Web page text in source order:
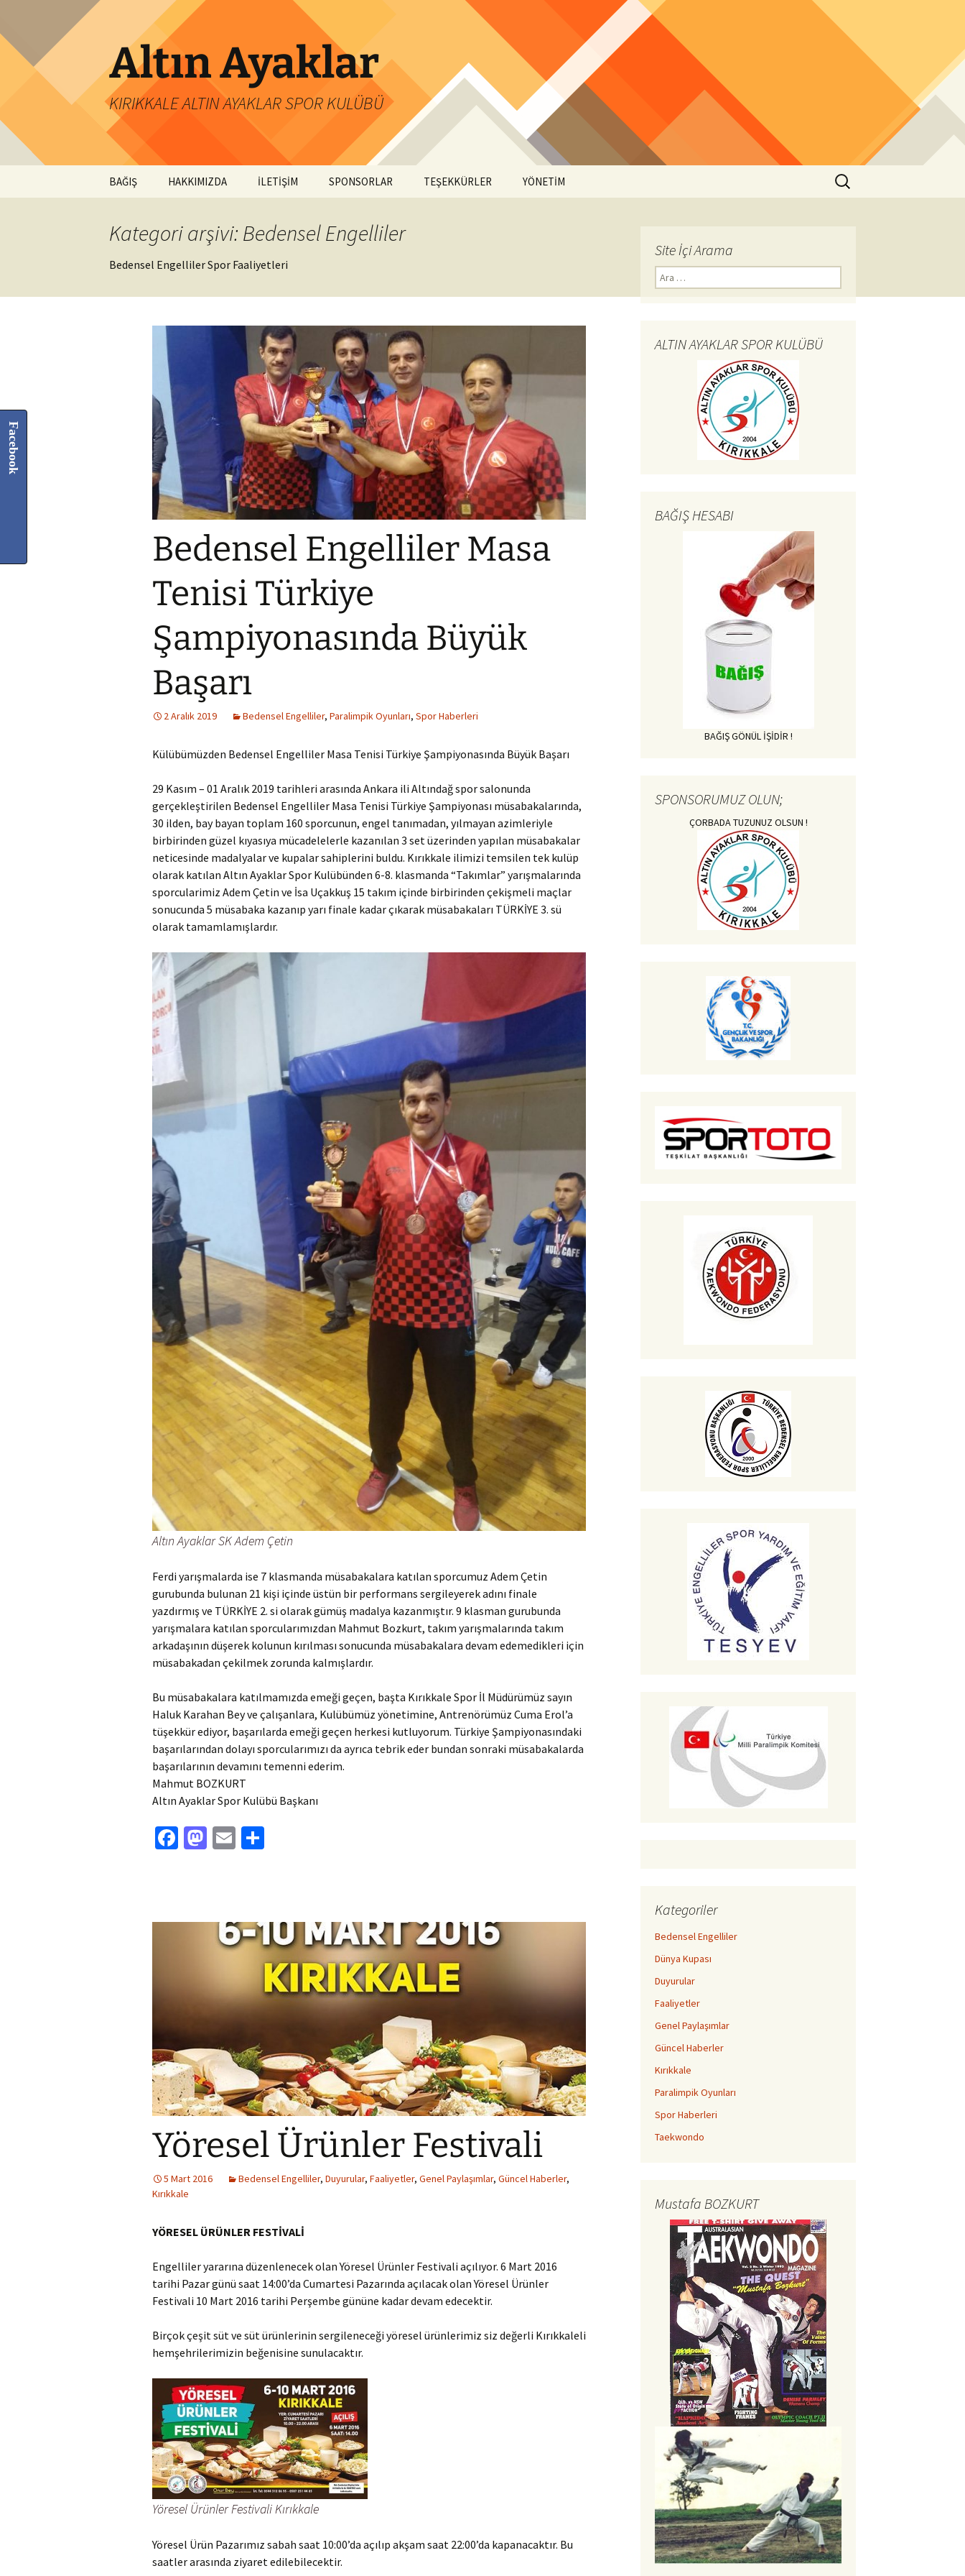
Altın Ayaklar
KIRIKKALE ALTIN AYAKLAR SPOR KULÜBÜ
BAĞIŞ HAKKIMIZDA İLETİŞİM SPONSORLAR TEŞEKKÜRLER YÖNETİM
Arama:
Kategori arşivi: Bedensel Engelliler
Bedensel Engelliler Spor Faaliyetleri
Bedensel Engelliler Masa
Tenisi Türkiye
Şampiyonasında Büyük
Başarı
2 Aralık 2019 Bedensel Engelliler, Paralimpik Oyunları, Spor Haberleri
Külübümüzden Bedensel Engelliler Masa Tenisi Türkiye Şampiyonasında Büyük Başarı
29 Kasım – 01 Aralık 2019 tarihleri arasında Ankara ili Altındağ spor salonunda
gerçekleştirilen Bedensel Engelliler Masa Tenisi Türkiye Şampiyonası müsabakalarında,
30 ilden, bay bayan toplam 160 sporcunun, engel tanımadan, yılmayan azimleriyle
birbirinden güzel kıyasıya mücadelelerle kazanılan 3 set üzerinden yapılan müsabakalar
neticesinde madalyalar ve kupalar sahiplerini buldu. Kırıkkale ilimizi temsilen tek kulüp
olarak katılan Altın Ayaklar Spor Kulübünden 6-8. klasmanda “Takımlar” yarışmalarında
sporcularimiz Adem Çetin ve İsa Uçakkuş 15 takım içinde birbirinden çekişmeli maçlar
sonucunda 5 müsabaka kazanıp yarı finale kadar çıkarak müsabakaları TÜRKİYE 3. sü
olarak tamamlamışlardır.
Altın Ayaklar SK Adem Çetin
Ferdi yarışmalarda ise 7 klasmanda müsabakalara katılan sporcumuz Adem Çetin
gurubunda bulunan 21 kişi içinde üstün bir performans sergileyerek adını finale
yazdırmış ve TÜRKİYE 2. si olarak gümüş madalya kazanmıştır. 9 klasman gurubunda
yarışmalara katılan sporcularımızdan Mahmut Bozkurt, takım yarışmalarında takım
arkadaşının düşerek kolunun kırılması sonucunda müsabakalara devam edemedikleri için
müsabakadan çekilmek zorunda kalmışlardır.
Bu müsabakalara katılmamızda emeği geçen, başta Kırıkkale Spor İl Müdürümüz sayın
Haluk Karahan Bey ve çalışanlara, Kulübümüz yönetimine, Antrenörümüz Cuma Erol’a
tüşekkür ediyor, başarılarda emeği geçen herkesi kutluyorum. Türkiye Şampiyonasındaki
başarılarından dolayı sporcularımızı da ayrıca tebrik eder bundan sonraki müsabakalarda
başarılarının devamını temenni ederim.
Mahmut BOZKURT
Altın Ayaklar Spor Kulübü Başkanı
Fa
o
M
o
n
E
Yöresel Ürünler Festivali
5 Mart 2016 Bedensel Engelliler, Duyurular, Faaliyetler, Genel Paylaşımlar, Güncel Haberler,
Kırıkkale
YÖRESEL ÜRÜNLER FESTİVALİ
Engelliler yararına düzenlenecek olan Yöresel Ürünler Festivali açılıyor. 6 Mart 2016
tarihi Pazar günü saat 14:00’da Cumartesi Pazarında açılacak olan Yöresel Ürünler
Festivali 10 Mart 2016 tarihi Perşembe gününe kadar devam edecektir.
Birçok çeşit süt ve süt ürünlerinin sergileneceği yöresel ürünlerimiz siz değerli Kırıkkaleli
hemşehrilerimizin beğenisine sunulacaktır.
Yöresel Ürünler Festivali Kırıkkale
Yöresel Ürün Pazarımız sabah saat 10:00’da açılıp akşam saat 22:00’da kapanacaktır. Bu
saatler arasında ziyaret edilebilecektir.
Site İçi Arama
Arama:
ALTIN AYAKLAR SPOR KULÜBÜ
BAĞIŞ HESABI
BAĞIŞ GÖNÜL İŞİDİR !
SPONSORUMUZ OLUN;
ÇORBADA TUZUNUZ OLSUN !
Kategoriler
Bedensel Engelliler
Dünya Kupası
Duyurular
Faaliyetler
Genel Paylaşımlar
Güncel Haberler
Kırıkkale
Paralimpik Oyunları
Spor Haberleri
Taekwondo
Mustafa BOZKURT
Facebook